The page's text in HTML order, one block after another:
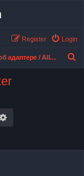
Login
Register
Все об адаптере / All about adapter